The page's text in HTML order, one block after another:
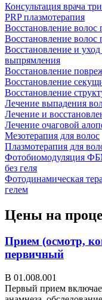
Консультация врача
PRP плазмотерапия
Восстановление волос
Восстановление волос
Восстановление и
выпрямления
Восстановление
Восстановление
Восстановление
Лечение выпадения
Лечение и
Лечение очаговой
Мезотерапия для волос
Плазмотерапия для
Фотобиомодуляция
без геля
Фотодинамическая
гелем
Цены на
Прием (осмотр,
первичный
В 01.008.001
Первый прием